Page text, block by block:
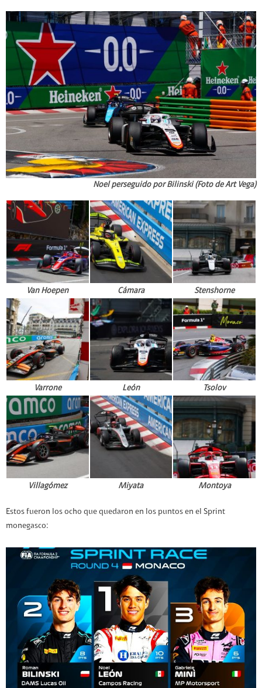
Noel perseguido por Bilinski (Foto de Art Vega)
Van Hoepen Cámara Stenshorne
Varrone León Tsolov
Villagómez Miyata Montoya
Estos fueron los ocho que quedaron en los puntos en el Sprint
monegasco: